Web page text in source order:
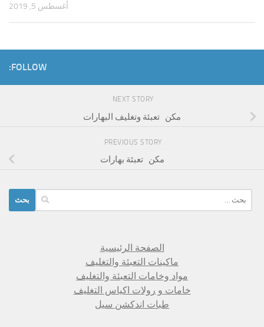
أغسطس 5, 2019
FOLLOW:
NEXT STORY
مكن تعبئة وتغليف البهارات
PREVIOUS STORY
مكن تعبئة بهارات
عن:
الصفحة الرئيسية
ماكينات التعبئة والتغليف
مواد وخامات التعبئة والتغليف
خامات و رولات اكياس التغليف
طبات اندكشن سيل